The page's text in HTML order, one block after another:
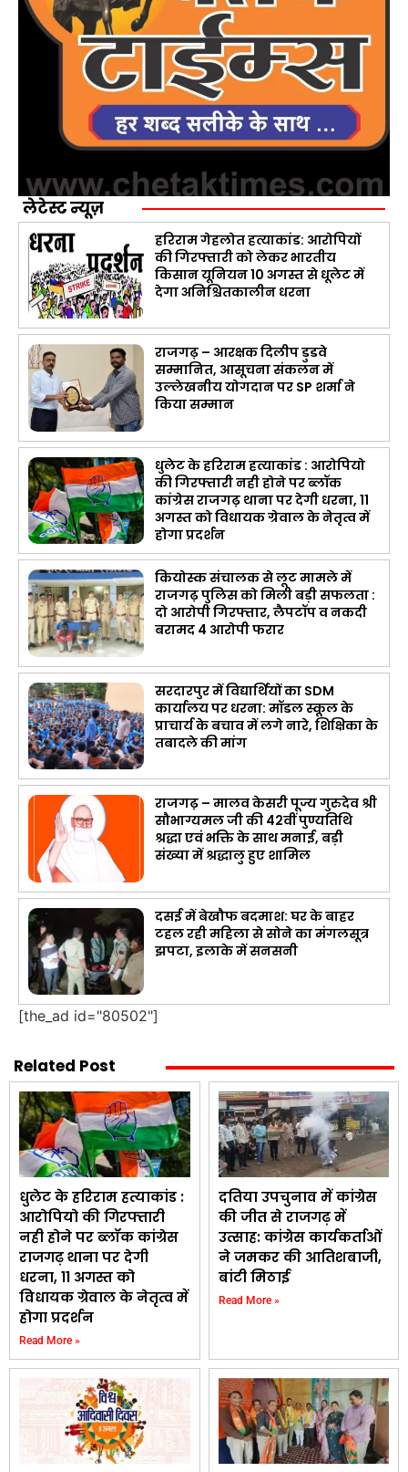
लेटेस्ट न्यूज़
हरिराम गेहलोत हत्याकांड: आरोपियों
की गिरफ्तारी को लेकर भारतीय
किसान यूनियन 10 अगस्त से धूलेट में
देगा अनिश्चितकालीन धरना
राजगढ़ – आरक्षक दिलीप डुडवे
सम्मानित, आसूचना संकलन में
उल्लेखनीय योगदान पर SP शर्मा ने
किया सम्मान
धुलेट के हरिराम हत्याकांड : आरोपियो
की गिरफ्तारी नही होने पर ब्लॉक
कांग्रेस राजगढ़ थाना पर देगी धरना, 11
अगस्त को विधायक ग्रेवाल के नेतृत्व में
होगा प्रदर्शन
कियोस्क संचालक से लूट मामले में
राजगढ़ पुलिस को मिली बड़ी सफलता :
दो आरोपी गिरफ्तार, लैपटॉप व नकदी
बरामद 4 आरोपी फरार
सरदारपुर में विद्यार्थियों का SDM
कार्यालय पर धरना: मॉडल स्कूल के
प्राचार्य के बचाव में लगे नारे, शिक्षिका के
तबादले की मांग
राजगढ़ – मालव केसरी पूज्य गुरुदेव श्री
सौभाग्यमल जी की 42वीं पुण्यतिथि
श्रद्धा एवं भक्ति के साथ मनाई, बड़ी
संख्या में श्रद्धालु हुए शामिल
दसई में बेखौफ बदमाश: घर के बाहर
टहल रही महिला से सोने का मंगलसूत्र
झपटा, इलाके में सनसनी
[the_ad id="80502"]
Related Post
धुलेट के हरिराम हत्याकांड :
आरोपियो की गिरफ्तारी
नही होने पर ब्लॉक कांग्रेस
राजगढ़ थाना पर देगी
धरना, 11 अगस्त को
विधायक ग्रेवाल के नेतृत्व में
होगा प्रदर्शन
Read More »
दतिया उपचुनाव में कांग्रेस
की जीत से राजगढ़ में
उत्साह: कांग्रेस कार्यकर्ताओं
ने जमकर की आतिशबाजी,
बांटी मिठाई
Read More »